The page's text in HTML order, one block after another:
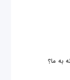
به ما؟